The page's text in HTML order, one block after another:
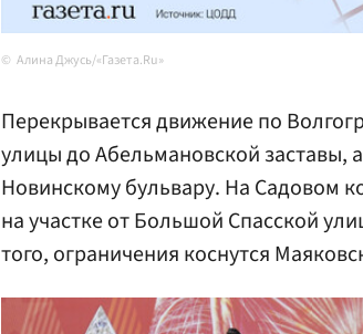
Алина Джусь/«Газета.Ru»
Перекрывается движение по
улицы до Абельмановской заставы,
Новинскому бульвару. На Садовом
на участке от Большой Спасской
того, ограничения коснутся